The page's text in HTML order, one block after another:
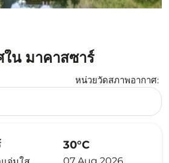
น มาคาสซาร์
หน่วยวัดสภาพอากาศ:
ลเซียส Selected
30°C
07 Aug 2026